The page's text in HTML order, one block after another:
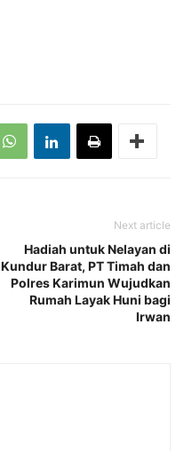
Next article
Hadiah untuk Nelayan di
Kundur Barat, PT Timah dan
Polres Karimun Wujudkan
Rumah Layak Huni bagi
Irwan